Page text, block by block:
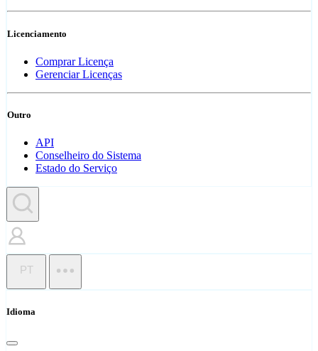
Licenciamento
Comprar Licença
Gerenciar Licenças
Outro
API
Conselheiro do Sistema
Estado do Serviço
PT
Idioma